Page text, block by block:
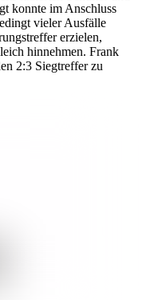
konnte im Anschluss
vieler Ausfälle
erzielen,
hinnehmen. Frank
2:3 Siegtreffer zu